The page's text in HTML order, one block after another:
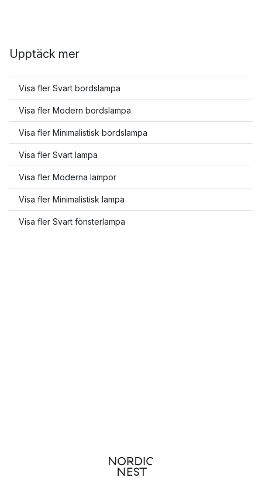
Upptäck mer
Visa fler Svart bordslampa
Visa fler Modern bordslampa
Visa fler Minimalistisk bordslampa
Visa fler Svart lampa
Visa fler Moderna lampor
Visa fler Minimalistisk lampa
Visa fler Svart fönsterlampa